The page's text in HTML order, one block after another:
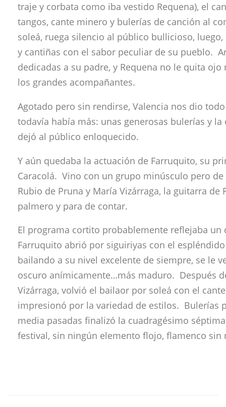
traje y corbata como iba vestido Requena), el
tangos, cante minero y bulerías de canción al
soleá, ruega silencio al público bullicioso,
y cantiñas con el sabor peculiar de su pueblo.
dedicadas a su padre, y Requena no le quita
los grandes acompañantes.
Agotado pero sin rendirse, Valencia nos dio
todavía había más: unas generosas bulerías y
dejó al público enloquecido.
Y aún quedaba la actuación de Farruquito, su
Caracolá. Vino con un grupo minúsculo pero
Rubio de Pruna y María Vizárraga, la guitarra de
palmero y para de contar.
El programa cortito probablemente reflejaba
Farruquito abrió por siguiriyas con el
bailando a su nivel excelente de siempre, se le
oscuro anímicamente…más maduro. Después
Vizárraga, volvió el bailaor por soleá con el
impresionó por la variedad de estilos. Bulerías
media pasadas finalizó la cuadragésimo
festival, sin ningún elemento flojo, flamenco sin